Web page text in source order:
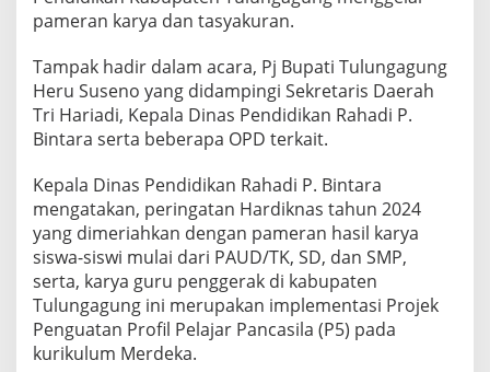
l
u
g
a
g
u
n
G
e
l
a
r
P
a
m
e
r
pameran karya dan tasyakuran.
Tampak hadir dalam acara, Pj Bupati Tulungagung
Heru Suseno yang didampingi Sekretaris Daerah
Tri Hariadi, Kepala Dinas Pendidikan Rahadi P.
Bintara serta beberapa OPD terkait.
Kepala Dinas Pendidikan Rahadi P. Bintara
mengatakan, peringatan Hardiknas tahun 2024
yang dimeriahkan dengan pameran hasil karya
siswa-siswi mulai dari PAUD/TK, SD, dan SMP,
serta, karya guru penggerak di kabupaten
Tulungagung ini merupakan implementasi Projek
Penguatan Profil Pelajar Pancasila (P5) pada
kurikulum Merdeka.